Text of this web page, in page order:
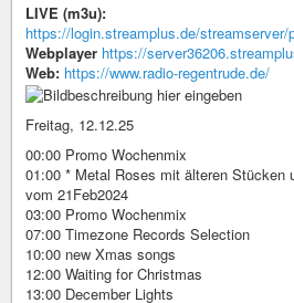
LIVE (m3u):
https://login.streamplus.de/streamserver/
Webplayer https://
Web: https://www.radio-regentrude.de/
Freitag, 12.12.25
00:00 Promo Wochenmix
01:00 * Metal Roses mit älteren Stücken
vom 21Feb2024
03:00 Promo Wochenmix
07:00 Timezone Records Selection
10:00 new Xmas songs
12:00 Waiting for Christmas
13:00 December Lights